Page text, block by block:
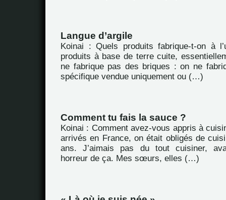
Langue d’argile
Koinai : Quels produits fabrique-t-on à
produits à base de terre cuite,
ne fabrique pas des briques : on ne
spécifique vendue uniquement ou (…)
Comment tu fais la sauce ?
Koinai : Comment avez-vous appris à
arrivés en France, on était obligés de
ans. J’aimais pas du tout cuisiner,
horreur de ça. Mes sœurs, elles (…)